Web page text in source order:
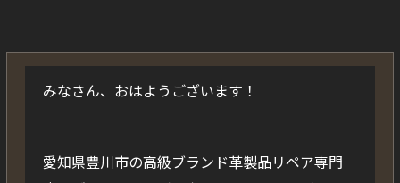
みなさん、おはようございます！
愛知県豊川市の高級ブランド革製品リペア専門